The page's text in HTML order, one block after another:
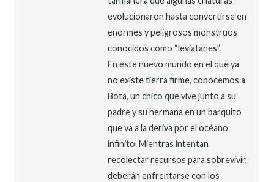
evolucionaron hasta convertirse en
enormes y peligrosos monstruos
conocidos como “leviatanes”.
En este nuevo mundo en el que ya
no existe tierra firme, conocemos a
Bota, un chico que vive junto a su
padre y su hermana en un barquito
que va a la deriva por el océano
infinito. Mientras intentan
recolectar recursos para sobrevivir,
deberán enfrentarse con los